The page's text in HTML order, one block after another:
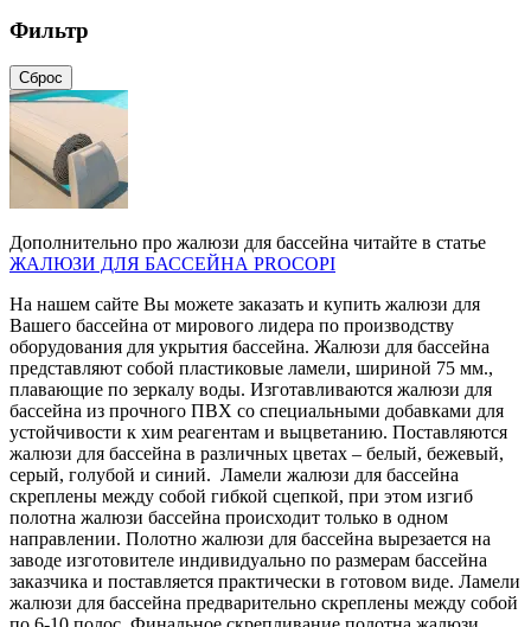
Фильтр
Сброс
Дополнительно про жалюзи для бассейна читайте в статье
ЖАЛЮЗИ ДЛЯ БАССЕЙНА PROCOPI
На нашем сайте Вы можете заказать и купить жалюзи для
Вашего бассейна от мирового лидера по производству
оборудования для укрытия бассейна. Жалюзи для бассейна
представляют собой пластиковые ламели, шириной 75 мм.,
плавающие по зеркалу воды. Изготавливаются жалюзи для
бассейна из прочного ПВХ со специальными добавками для
устойчивости к хим реагентам и выцветанию. Поставляются
жалюзи для бассейна в различных цветах – белый, бежевый,
серый, голубой и синий. Ламели жалюзи для бассейна
скреплены между собой гибкой сцепкой, при этом изгиб
полотна жалюзи бассейна происходит только в одном
направлении. Полотно жалюзи для бассейна вырезается на
заводе изготовителе индивидуально по размерам бассейна
заказчика и поставляется практически в готовом виде. Ламели
жалюзи для бассейна предварительно скреплены между собой